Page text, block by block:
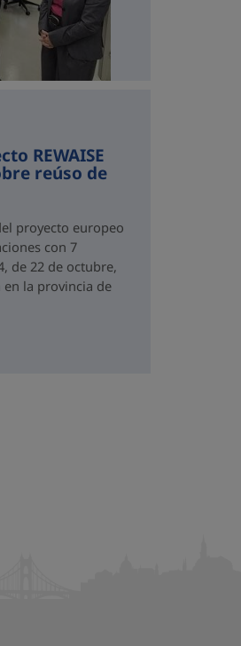
REWAISE
reúso de
proyecto europeo
con 7
de 22 de octubre,
la provincia de